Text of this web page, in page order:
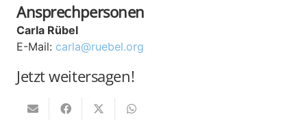
Ansprechpersonen
Carla Rübel
E-Mail: carla@ruebel.org
Jetzt weitersagen!